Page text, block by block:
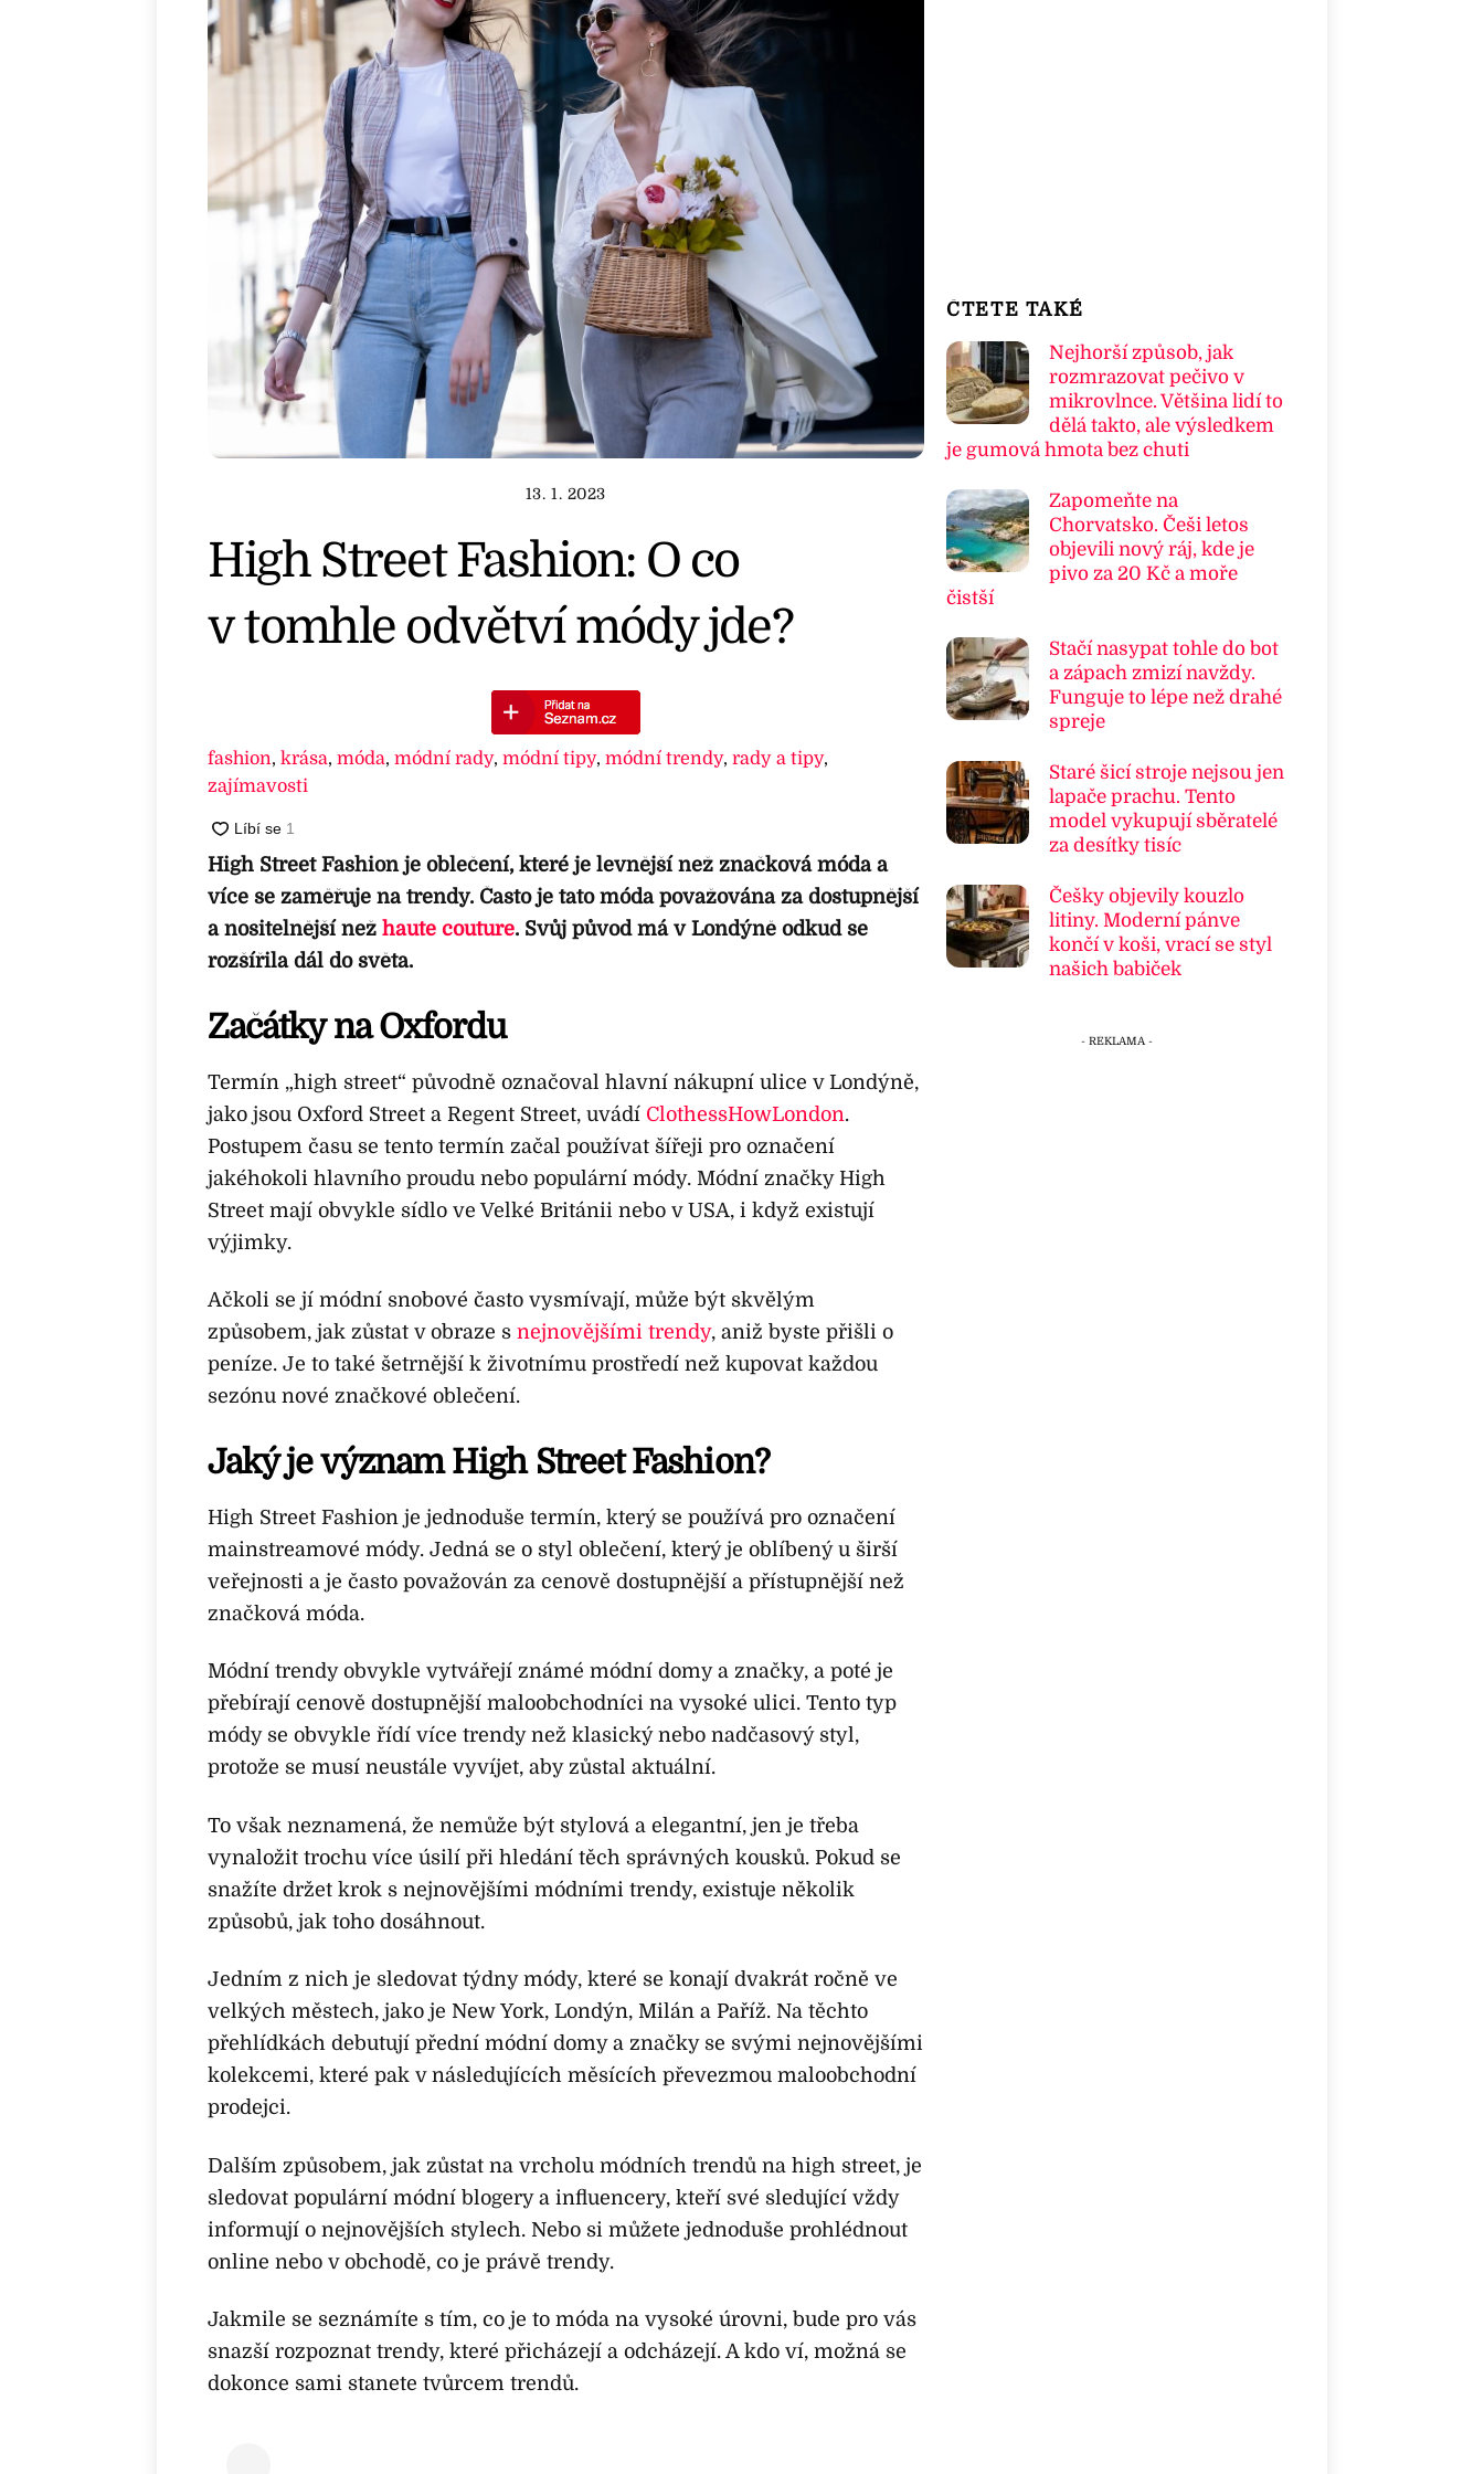
13. 1. 2023
High Street Fashion: O co
v tomhle odvětví módy jde?
fashion, krása, móda, módní rady, módní tipy, módní trendy, rady a tipy,
zajímavosti
High Street Fashion je oblečení, které je levnější než značková móda a
více se zaměřuje na trendy. Často je tato móda považována za dostupnější
a nositelnější než haute couture. Svůj původ má v Londýně odkud se
rozšířila dál do světa.
Začátky na Oxfordu
Termín „high street“ původně označoval hlavní nákupní ulice v Londýně,
jako jsou Oxford Street a Regent Street, uvádí ClothessHowLondon.
Postupem času se tento termín začal používat šířeji pro označení
jakéhokoli hlavního proudu nebo populární módy. Módní značky High
Street mají obvykle sídlo ve Velké Británii nebo v USA, i když existují
výjimky.
Ačkoli se jí módní snobové často vysmívají, může být skvělým
způsobem, jak zůstat v obraze s nejnovějšími trendy, aniž byste přišli o
peníze. Je to také šetrnější k životnímu prostředí než kupovat každou
sezónu nové značkové oblečení.
Jaký je význam High Street Fashion?
High Street Fashion je jednoduše termín, který se používá pro označení
mainstreamové módy. Jedná se o styl oblečení, který je oblíbený u širší
veřejnosti a je často považován za cenově dostupnější a přístupnější než
značková móda.
Módní trendy obvykle vytvářejí známé módní domy a značky, a poté je
přebírají cenově dostupnější maloobchodníci na vysoké ulici. Tento typ
módy se obvykle řídí více trendy než klasický nebo nadčasový styl,
protože se musí neustále vyvíjet, aby zůstal aktuální.
To však neznamená, že nemůže být stylová a elegantní, jen je třeba
vynaložit trochu více úsilí při hledání těch správných kousků. Pokud se
snažíte držet krok s nejnovějšími módními trendy, existuje několik
způsobů, jak toho dosáhnout.
Jedním z nich je sledovat týdny módy, které se konají dvakrát ročně ve
velkých městech, jako je New York, Londýn, Milán a Paříž. Na těchto
přehlídkách debutují přední módní domy a značky se svými nejnovějšími
kolekcemi, které pak v následujících měsících převezmou maloobchodní
prodejci.
Dalším způsobem, jak zůstat na vrcholu módních trendů na high street, je
sledovat populární módní blogery a influencery, kteří své sledující vždy
informují o nejnovějších stylech. Nebo si můžete jednoduše prohlédnout
online nebo v obchodě, co je právě trendy.
Jakmile se seznámíte s tím, co je to móda na vysoké úrovni, bude pro vás
snazší rozpoznat trendy, které přicházejí a odcházejí. A kdo ví, možná se
dokonce sami stanete tvůrcem trendů.
ČTETE TAKÉ
Nejhorší způsob, jak
rozmrazovat pečivo v
mikrovlnce. Většina lidí to
dělá takto, ale výsledkem
je gumová hmota bez chuti
Zapomeňte na
Chorvatsko. Češi letos
objevili nový ráj, kde je
pivo za 20 Kč a moře
čistší
Stačí nasypat tohle do bot
a zápach zmizí navždy.
Funguje to lépe než drahé
spreje
Staré šicí stroje nejsou jen
lapače prachu. Tento
model vykupují sběratelé
za desítky tisíc
Češky objevily kouzlo
litiny. Moderní pánve
končí v koši, vrací se styl
našich babiček